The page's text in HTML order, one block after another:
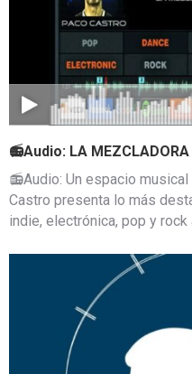
📻Audio: LA
📻Audio: Un espacio
Castro presenta lo más
indie, electrónica, pop y rock